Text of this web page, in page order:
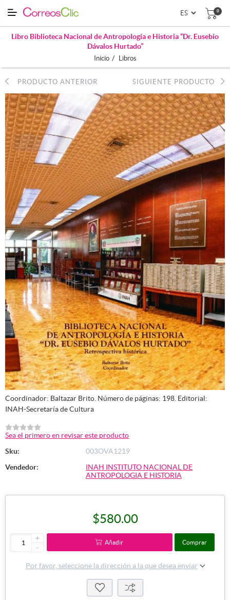
0
Libro Biblioteca Nacional de Antropología e Historia “Dr. Eusebio
Dávalos Hurtado”
Inicio / Libros
PRODUCTO ANTERIOR SIGUIENTE PRODUCTO
Coordinador: Baltazar Brito. Número de páginas: 198. Editorial:
INAH-Secretaría de Cultura
Sea el primero en revisar este producto
Sku:
003OVA1219
Vendedor:
INAH INSTITUTO NACIONAL DE
ANTROPOLOGIA E HISTORIA
$580.00
+
-
Añadir Comprar
Por favor, seleccione la dirección a la que desea enviar